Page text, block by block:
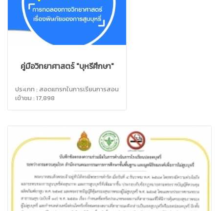
คู่มือวิทยาศาสตร์ "บุหรี่ศึกษา"
ประเภท : สอดแทรกในการเรียนการสอน
เข้าชม : 17,898